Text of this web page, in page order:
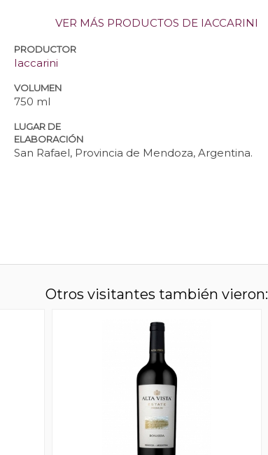
VER MÁS PRODUCTOS DE IACCARINI
PRODUCTOR
Iaccarini
VOLUMEN
750 ml
LUGAR DE
ELABORACIÓN
San Rafael, Provincia de Mendoza, Argentina.
Otros visitantes también vieron: